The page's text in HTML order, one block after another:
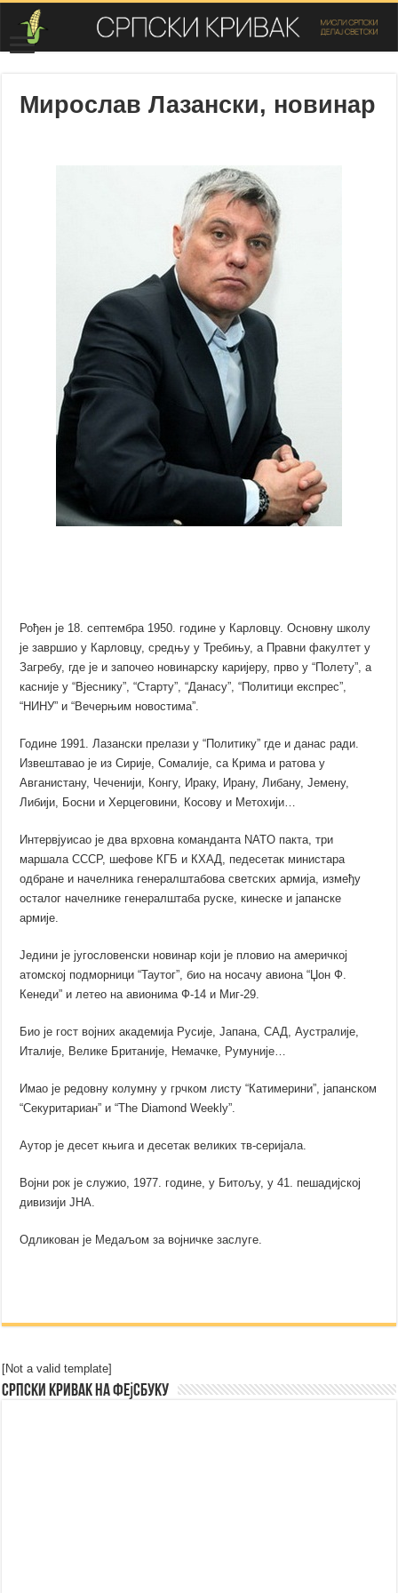
Мирослав Лазански, новинар
Рођен је 18. септембра 1950. године у Карловцу. Основну школу
је завршио у Карловцу, средњу у Требињу, а Правни факултет у
Загребу, где је и започео новинарску каријеру, прво у “Полету”, а
касније у “Вјеснику”, “Старту”, “Данасу”, “Политици експрес”,
“НИНУ” и “Вечерњим новостима”.
Године 1991. Лазански прелази у “Политику” где и данас ради.
Извештавао је из Сирије, Сомалије, са Крима и ратова у
Авганистану, Чеченији, Конгу, Ираку, Ирану, Либану, Јемену,
Либији, Босни и Херцеговини, Косову и Метохији…
Интервјуисао је два врховна команданта NATO пакта, три
маршала СССР, шефове КГБ и КХАД, педесетак министара
одбране и начелника генералштабова светских армија, између
осталог начелнике генералштаба руске, кинеске и јапанске
армије.
Једини је југословенски новинар који је пловио на америчкој
атомској подморници “Таутог”,био на носачу авиона “Џон Ф.
Кенеди” и летео на авионима Ф-14 и Миг-29.
Био је гост војних академија Русије, Јапана, САД, Аустралије,
Италије, Велике Британије, Немачке, Румуније…
Имао је редовну колумну у грчком листу “Катимерини”, јапанском
“Секуритариан” и “The Diamond Weekly”.
Аутор је десет књига и десетак великих тв-серијала.
Војни рок је служио, 1977. године, у Битољу, у 41. пешадијској
дивизији ЈНА.
Одликован је Медаљом за војничке заслуге.
[Not a valid template]
Српски Кривак на Фејсбуку